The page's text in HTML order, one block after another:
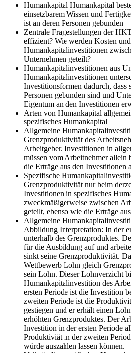
Humankapital Humankapital
einsetzbarem Wissen und
ist an deren Personen gebunden
Zentrale Fragestellungen der
effizient? Wie werden Kosten
Humankapitalinvestitionen
Unternehmen geteilt?
Humankapitalinvestitionen aus
Humankapitalinvestitionen
Investitionsformen dadurch, dass
Personen gebunden sind und
Eigentum an den Investitionen
Arten von Humankapital
spezifisches Humankapital
Allgemeine
Grenzproduktivität des
Arbeitgeber. Investitionen in
müssen vom Arbeitnehmer allein
die Erträge aus den Investitionen
Spezifische
Grenzproduktivität nur beim
Investitionen in spezifisches
zweckmäßigerweise zwischen
geteilt, ebenso wie die Erträge
Allgemeine
Abbildung Interpretation: In der
unterhalb des Grenzproduktes.
für die Ausbildung auf und
sinkt seine Grenzproduktivität.
Wettbewerb Lohn gleich
sein Lohn. Dieser Lohnverzicht
Humankapitalinvestition des
ersten Periode ist die Investition
zweiten Periode ist die
gestiegen und er erhält einen
erhöhten Grenzproduktes. Der
Investition in der ersten Periode
Produktiviät in der zweiten
würde auszahlen lassen können.